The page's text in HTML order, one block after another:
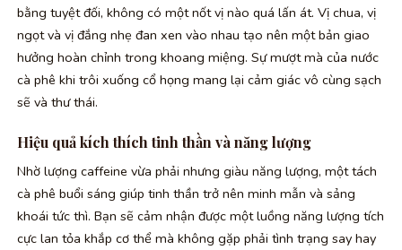
bằng tuyệt đối, không có một nốt vị nào quá lấn át. Vị chua, vị
ngọt và vị đắng nhẹ đan xen vào nhau tạo nên một bản giao
hưởng hoàn chỉnh trong khoang miệng. Sự mượt mà của nước
cà phê khi trôi xuống cổ họng mang lại cảm giác vô cùng sạch
sẽ và thư thái.
Hiệu quả kích thích tinh thần và năng lượng
Nhờ lượng caffeine vừa phải nhưng giàu năng lượng, một tách
cà phê buổi sáng giúp tinh thần trở nên minh mẫn và sảng
khoái tức thì. Bạn sẽ cảm nhận được một luồng năng lượng tích
cực lan tỏa khắp cơ thể mà không gặp phải tình trạng say hay